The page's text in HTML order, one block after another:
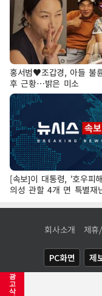
광
고
삭
홍서범♥조갑경, 아들 불
후 근황…밝은 미소
[속보]이 대통령, '호우피
의성 관할 4개 면 특별재
선포
회사소개 제
PC화면 제